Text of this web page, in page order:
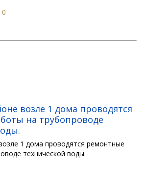
0
возле 1 дома проводятся
на трубопроводе
1 дома проводятся ремонтные
технической воды.